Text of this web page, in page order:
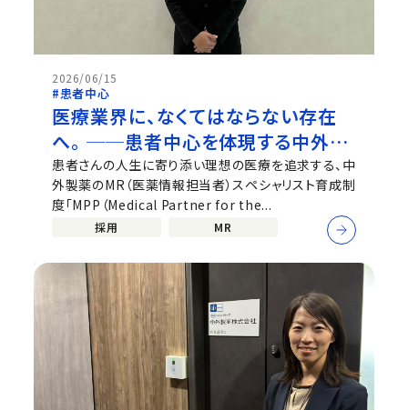
2026/06/15
#患者中心
医療業界に、なくてはならない存在
へ。 ──患者中心を体現する中外製
薬のMPP
患者さんの人生に寄り添い理想の医療を追求する、中
外製薬のMR（医薬情報担当者）スペシャリスト育成制
度「MPP（Medical Partner for the...
採用 MR